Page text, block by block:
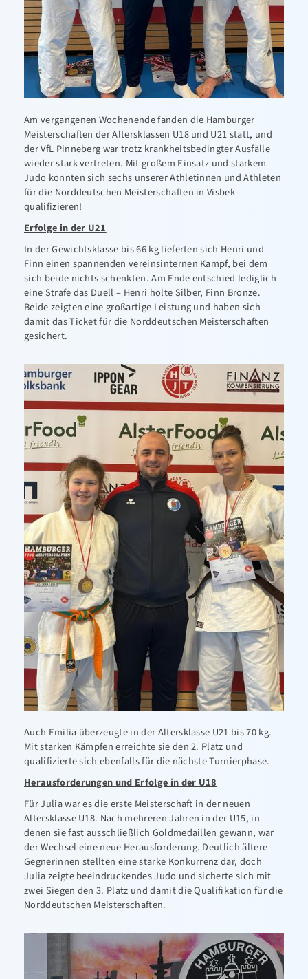
Am vergangenen Wochenende fanden die Hamburger
Meisterschaften der Altersklassen U18 und U21 statt, und
der VfL Pinneberg war trotz krankheitsbedingter Ausfälle
wieder stark vertreten. Mit großem Einsatz und starkem
Judo konnten sich sechs unserer Athletinnen und Athleten
für die Norddeutschen Meisterschaften in Visbek
qualifizieren!
Erfolge in der U21
In der Gewichtsklasse bis 66 kg lieferten sich Henri und
Finn einen spannenden vereinsinternen Kampf, bei dem
sich beide nichts schenkten. Am Ende entschied lediglich
eine Strafe das Duell – Henri holte Silber, Finn Bronze.
Beide zeigten eine großartige Leistung und haben sich
damit das Ticket für die Norddeutschen Meisterschaften
gesichert.
Auch Emilia überzeugte in der Altersklasse U21 bis 70 kg.
Mit starken Kämpfen erreichte sie den 2. Platz und
qualifizierte sich ebenfalls für die nächste Turnierphase.
Herausforderungen und Erfolge in der U18
Für Julia war es die erste Meisterschaft in der neuen
Altersklasse U18. Nach mehreren Jahren in der U15, in
denen sie fast ausschließlich Goldmedaillen gewann, war
der Wechsel eine neue Herausforderung. Deutlich ältere
Gegnerinnen stellten eine starke Konkurrenz dar, doch
Julia zeigte beeindruckendes Judo und sicherte sich mit
zwei Siegen den 3. Platz und damit die Qualifikation für die
Norddeutschen Meisterschaften.